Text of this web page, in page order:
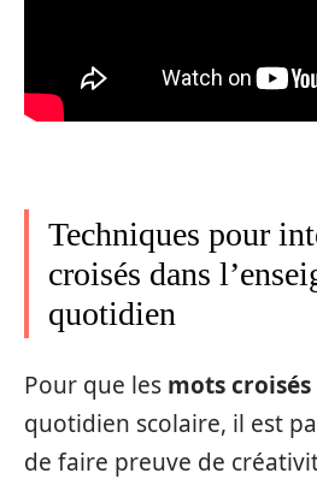
Techniques pour
croisés dans
quotidien
Pour que les mots croisés
quotidien scolaire, il est
de faire preuve de